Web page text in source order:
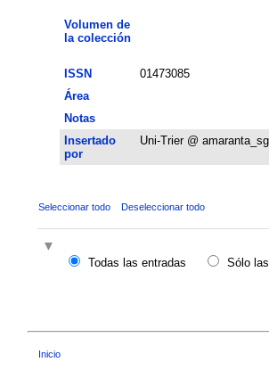
Volumen de
la colección
ISSN
01473085
Área
Notas
Insertado
por
Uni-Trier @
Seleccionar todo Deseleccionar todo
Todas las entradas
Sólo
Inicio